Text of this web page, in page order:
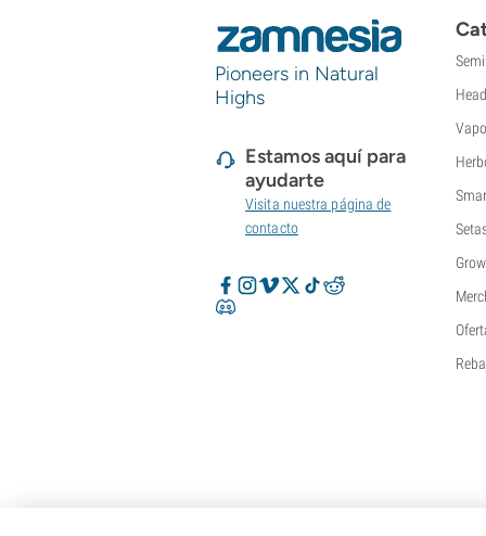
Pioneers in Natural
Highs
Estamos aquí para
ayudarte
Visita nuestra página de
contacto